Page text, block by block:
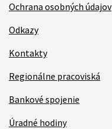
Ochrana osobných údajov
Odkazy
Kontakty
Regionálne pracoviská
Bankové spojenie
Úradné hodiny